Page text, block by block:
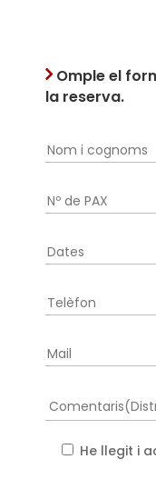
Omple el
la reserva.
He llegit i